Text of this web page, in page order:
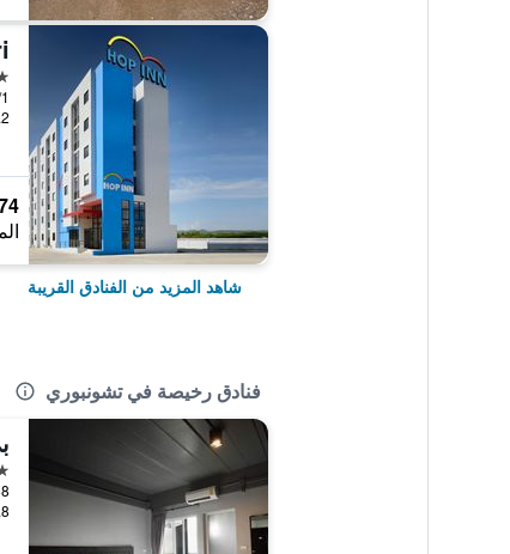
2 نجمتين
3.2
74
شاهد المزيد من الفنادق القريبة
فنادق رخيصة في تشونبوري
2 نجمتين
4.8